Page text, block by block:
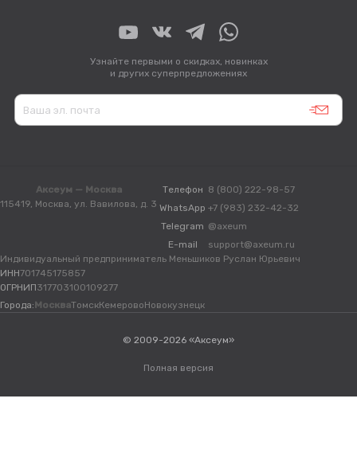
Узнайте первыми о скидках, новинках
и других суперпредложениях
Аксеум — Москва
115419, Москва, ул. Вавилова, д. 3
Телефон 8 (800) 222-98-57
WhatsApp +7 (983) 232-42-32
Telegram @axeum
E-mail
support@axeum.ru
Индивидуальный предприниматель Меньшиков Руслан Юрьевич
ИНН701745175857
ОГРНИП317703100109277
Города: МоскваТомскКемеровоНовокузнецк
© 2009-2026 «Аксеум»
Полная версия